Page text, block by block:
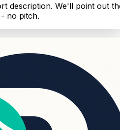
description. We'll point out
- no pitch.